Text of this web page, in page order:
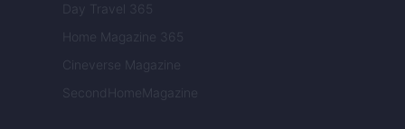
Day Travel 365
Home Magazine 365
Cineverse Magazine
SecondHomeMagazine